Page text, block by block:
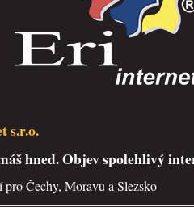
s.r.o.
hned. Objev spolehlivý
Čechy, Moravu a Slezsko